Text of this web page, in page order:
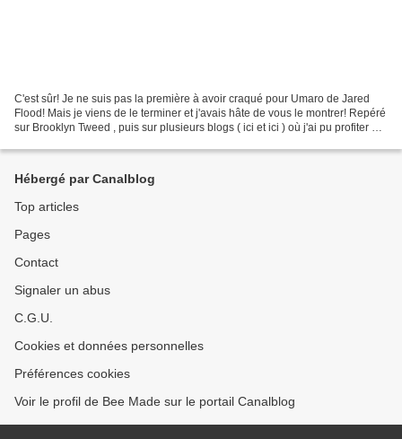
C'est sûr! Je ne suis pas la première à avoir craqué pour Umaro de Jared
Flood! Mais je viens de le terminer et j'avais hâte de vous le montrer! Repéré
sur Brooklyn Tweed , puis sur plusieurs blogs ( ici et ici ) où j'ai pu profiter de
Hébergé par Canalblog
Top articles
Pages
Contact
Signaler un abus
C.G.U.
Cookies et données personnelles
Préférences cookies
Voir le profil de Bee Made sur le portail Canalblog